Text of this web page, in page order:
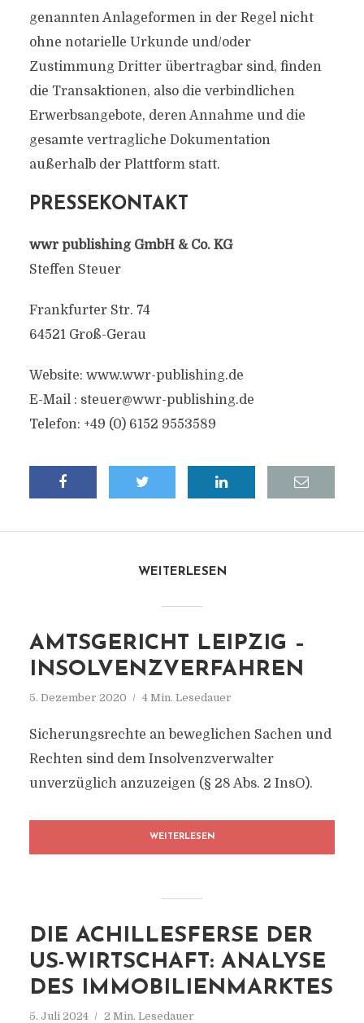
genannten Anlageformen in der Regel nicht
ohne notarielle Urkunde und/oder
Zustimmung Dritter übertragbar sind, finden
die Transaktionen, also die verbindlichen
Erwerbsangebote, deren Annahme und die
gesamte vertragliche Dokumentation
außerhalb der Plattform statt.
PRESSEKONTAKT
wwr publishing GmbH & Co. KG
Steffen Steuer
Frankfurter Str. 74
64521 Groß-Gerau
Website: www.wwr-publishing.de
E-Mail : steuer@wwr-publishing.de
Telefon: +49 (0) 6152 9553589
WEITERLESEN
AMTSGERICHT LEIPZIG –
INSOLVENZVERFAHREN
5. Dezember 2020 4 Min. Lesedauer
Sicherungsrechte an beweglichen Sachen und
Rechten sind dem Insolvenzverwalter
unverzüglich anzuzeigen (§ 28 Abs. 2 InsO).
WEITERLESEN
DIE ACHILLESFERSE DER
US-WIRTSCHAFT: ANALYSE
DES IMMOBILIENMARKTES
5. Juli 2024 2 Min. Lesedauer